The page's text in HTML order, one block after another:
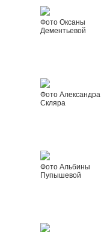
Фото Оксаны
Дементьевой
Фото Александра
Скляра
Фото Альбины
Пупышевой